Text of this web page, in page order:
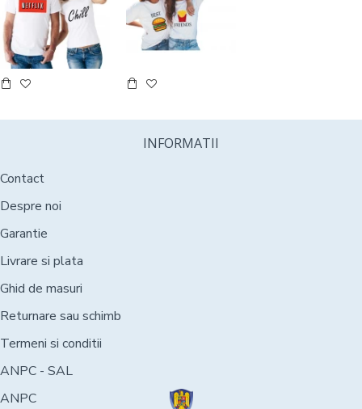
INFORMATII
Contact
Despre noi
Garantie
Livrare si plata
Ghid de masuri
Returnare sau schimb
Termeni si conditii
ANPC - SAL
ANPC